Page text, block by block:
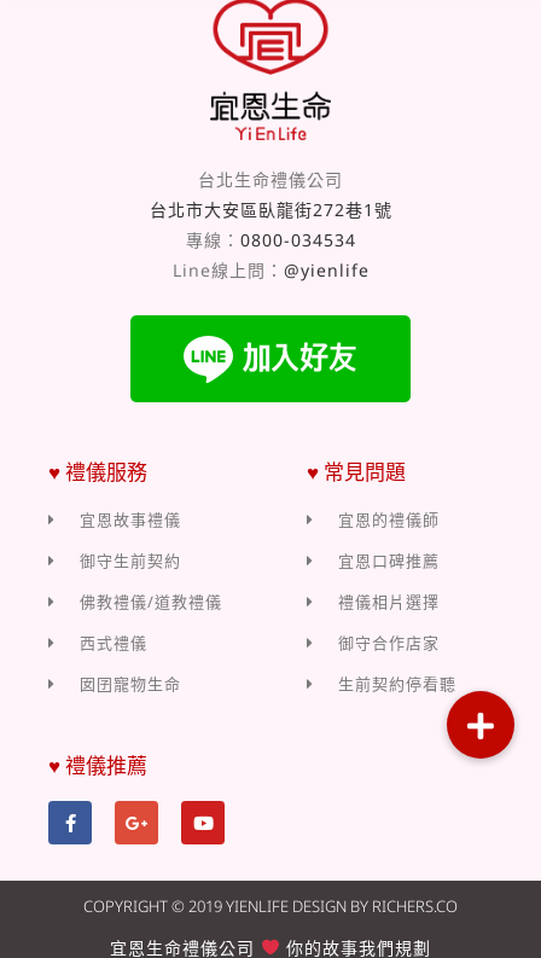
台北生命禮儀公司
台北市大安區臥龍街272巷1號
專線： 0800-034534
Line線上問： @yienlife
♥ 禮儀服務
宜恩故事禮儀
御守生前契約
佛教禮儀/道教禮儀
西式禮儀
囡囝寵物生命
♥ 常見問題
宜恩的禮儀師
宜恩口碑推薦
禮儀相片選擇
御守合作店家
生前契約停看聽
♥ 禮儀推薦
COPYRIGHT © 2019 YIENLIFE DESIGN BY RICHERS.CO
宜恩生命禮儀公司 你的故事我們規劃